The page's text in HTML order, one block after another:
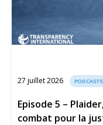
27 juillet 2026 PODCASTS
Episode 5 –
combat pour la